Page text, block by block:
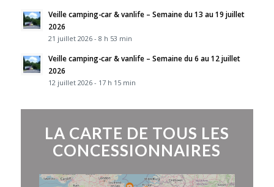
Veille camping-car & vanlife – Semaine du 13 au 19 juillet
2026
21 juillet 2026 - 8 h 53 min
Veille camping-car & vanlife – Semaine du 6 au 12 juillet
2026
12 juillet 2026 - 17 h 15 min
LA CARTE DE TOUS LES
CONCESSIONNAIRES